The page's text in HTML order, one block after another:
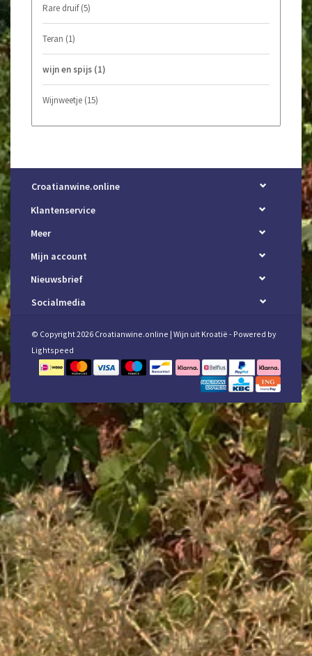
Rare druif(5)
Teran (1)
wijn en spijs (1)
Wijnweetje (15)
Croatianwine.online
Klantenservice
Meer
Mijn account
Nieuwsbrief
Socialmedia
© Copyright 2026 Croatianwine.online | Wijn uit Kroatië - Powered by
Lightspeed